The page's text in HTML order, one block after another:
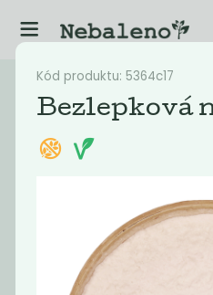
Katalog Potraviny
Filtrovat produkty
Nejlevnější
Kód produktu: 5364c17
Bezlepková